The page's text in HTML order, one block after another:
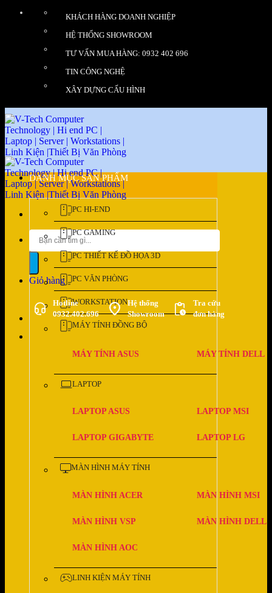
KHÁCH HÀNG DOANH NGHIỆP
HỆ THỐNG SHOWROOM
TƯ VẤN MUA HÀNG: 0932 402 696
TIN CÔNG NGHỆ
XÂY DỰNG CẤU HÌNH
Tìm
kiếm:
Giỏ hàng
Hotline
0932.402.696
Hệ thống
Showroom
Tra cứu
đơn hàng
DANH MỤC SẢN PHẨM
PC HI-END
PC GAMING
PC THIẾT KẾ ĐỒ HỌA 3D
PC VĂN PHÒNG
WORKSTATION
MÁY TÍNH ĐỒNG BỘ
MÁY TÍNH ASUS MÁY TÍNH DELL
LAPTOP
LAPTOP ASUS LAPTOP MSI
LAPTOP GIGABYTE LAPTOP LG
MÀN HÌNH MÁY TÍNH
MÀN HÌNH ACER MÀN HÌNH MSI
MÀN HÌNH VSP MÀN HÌNH DELL
MÀN HÌNH AOC
LINH KIỆN MÁY TÍNH